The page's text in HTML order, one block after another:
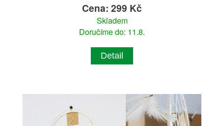
Cena: 299 Kč
Skladem
Doručíme do: 11.8.
Detail